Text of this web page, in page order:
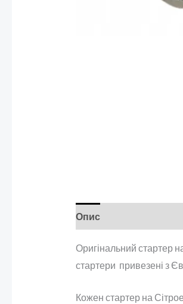
Опис
Оригінальний стартер
стартери привезені з
Кожен стартер на